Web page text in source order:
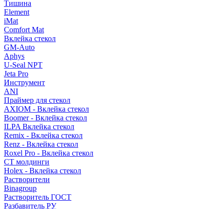
Тишина
Element
iMat
Comfort Mat
Вклейка стекол
GM-Auto
Aphys
U-Seal NPT
Jeta Pro
Инструмент
ANI
Праймер для стекол
AXIOM - Вклейка стекол
Boomer - Вклейка стекол
ILPA Вклейка стекол
Remix - Вклейка стекол
Renz - Вклейка стекол
Roxel Pro - Вклейка стекол
СТ молдинги
Holex - Вклейка стекол
Растворители
Binagroup
Растворитель ГОСТ
Разбавитель РУ